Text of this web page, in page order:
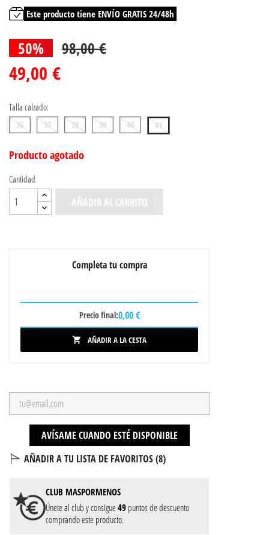
Este producto tiene ENVÍO GRATIS 24/48h
50% 98,00 €
49,00 €
Talla calzado:
36 37 38 39 40 41
Producto agotado
Cantidad
AÑADIR AL CARRITO
Completa tu compra
Precio final:0,00 €
 AÑADIR A LA CESTA
AVÍSAME CUANDO ESTÉ DISPONIBLE
AÑADIR A TU LISTA DE FAVORITOS (8)
CLUB MASPORMENOS
Únete al club y consigue49 puntos de descuento
comprando este producto.